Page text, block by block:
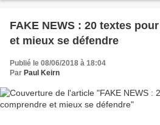
FAKE NEWS : 20 textes
et mieux se défendre
Publié le 08/06/2018 à 18:04
Par Paul Keirn